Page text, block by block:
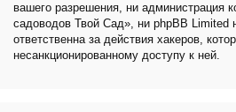
вашего разрешения, ни администрация
садоводов Твой Сад», ни phpBB Limited
ответственна за действия хакеров,
несанкционированному доступу к ней.